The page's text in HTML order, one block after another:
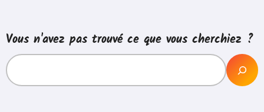
Vous n'avez pas trouvé ce que vous cherchiez ?